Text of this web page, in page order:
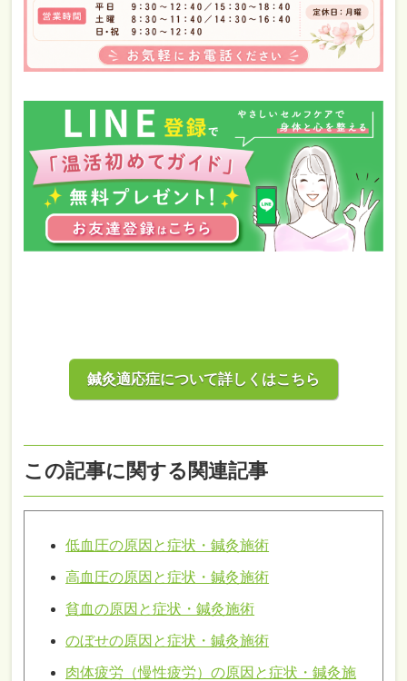
鍼灸適応症について詳しくはこちら
この記事に関する関連記事
低血圧の原因と症状・鍼灸施術
高血圧の原因と症状・鍼灸施術
貧血の原因と症状・鍼灸施術
のぼせの原因と症状・鍼灸施術
肉体疲労（慢性疲労）の原因と症状・鍼灸施